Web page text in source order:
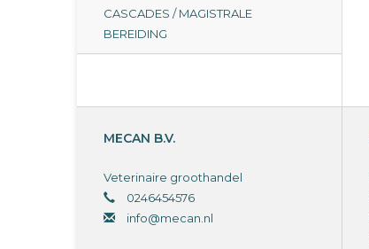
CASCADES / MAGISTRALE
BEREIDING
MECAN B.V.
Veterinaire groothandel
0246454576
info@mecan.nl